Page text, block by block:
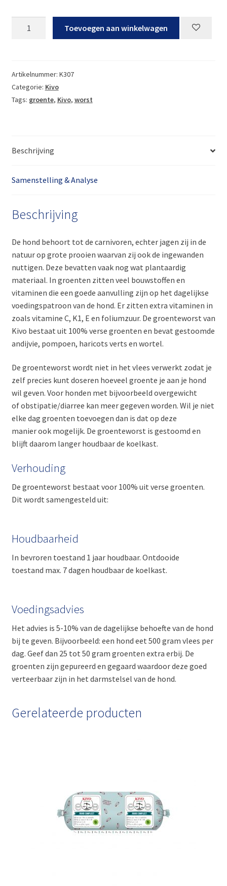
Toevoegen aan winkelwagen
Artikelnummer: K307
Categorie: Kivo
Tags: groente, Kivo, worst
Beschrijving
Samenstelling & Analyse
Beschrijving
De hond behoort tot de carnivoren, echter jagen zij in de
natuur op grote prooien waarvan zij ook de ingewanden
nuttigen. Deze bevatten vaak nog wat plantaardig
materiaal. In groenten zitten veel bouwstoffen en
vitaminen die een goede aanvulling zijn op het dagelijkse
voedingspatroon van de hond. Er zitten extra vitaminen in
zoals vitamine C, K1, E en foliumzuur. De groenteworst van
Kivo bestaat uit 100% verse groenten en bevat gestoomde
andijvie, pompoen, haricots verts en wortel.​
De groenteworst wordt niet in het vlees verwerkt zodat je
zelf precies kunt doseren hoeveel groente je aan je hond
wil geven. Voor honden met bijvoorbeeld overgewicht
of obstipatie/diarree kan meer gegeven worden. Wil je niet
elke dag groenten toevoegen dan is dat op deze
manier ook mogelijk. De groenteworst is gestoomd en
blijft daarom langer houdbaar de koelkast.
Verhouding
De groenteworst bestaat voor 100% uit verse groenten.
Dit wordt samengesteld uit:
Houdbaarheid
In bevroren toestand 1 jaar houdbaar. Ontdooide
toestand max. 7 dagen houdbaar de koelkast.
Voedingsadvies
Het advies is 5-10% van de dagelijkse behoefte van de hond
bij te geven. Bijvoorbeeld: een hond eet 500 gram vlees per
dag. Geef dan 25 tot 50 gram groenten extra erbij. De
groenten zijn gepureerd en gegaard waardoor deze goed
verteerbaar zijn in het darmstelsel van de hond.
Gerelateerde producten